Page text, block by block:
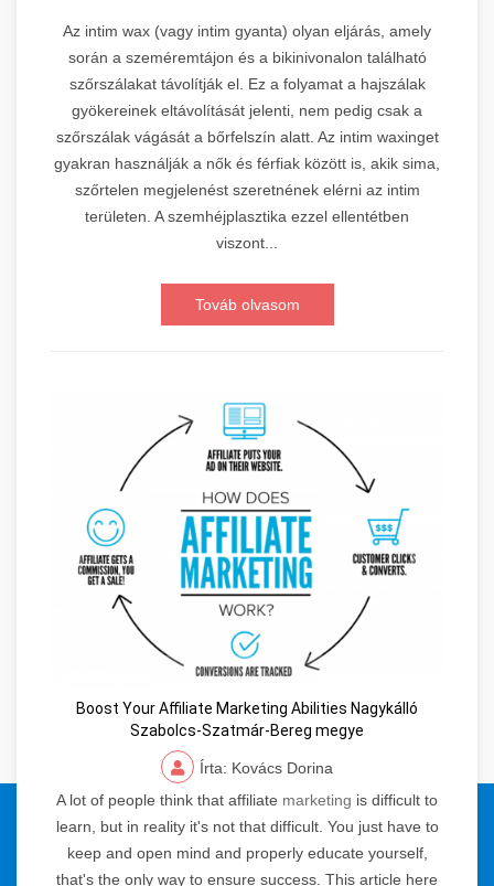
© 2024 Orvosi Keresőmarketing és Tartalomgyártás. Minden jog
fenntartva.
Az intim wax (vagy intim gyanta) olyan eljárás, amely
során a szeméremtájon és a bikinivonalon található
szőrszálakat távolítják el. Ez a folyamat a hajszálak
gyökereinek eltávolítását jelenti, nem pedig csak a
szőrszálak vágását a bőrfelszín alatt. Az intim waxinget
gyakran használják a nők és férfiak között is, akik sima,
szőrtelen megjelenést szeretnének elérni az intim
területen. A szemhéjplasztika ezzel ellentétben
viszont...
Továb olvasom
Boost Your Affiliate Marketing Abilities Nagykálló
Szabolcs-Szatmár-Bereg megye
Írta: Kovács Dorina
A lot of people think that affiliate marketing is difficult to
learn, but in reality it's not that difficult. You just have to
keep and open mind and properly educate yourself,
that's the only way to ensure success. This article here